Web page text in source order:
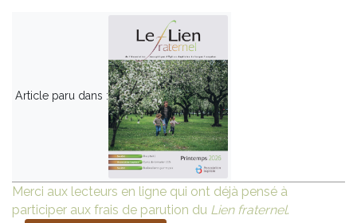
Article paru dans :
Merci aux lecteurs en ligne qui ont déjà pensé à
participer aux frais de parution du Lien fraternel.